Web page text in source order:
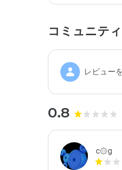
コミュニテ
レビュー
0.8
c۞g